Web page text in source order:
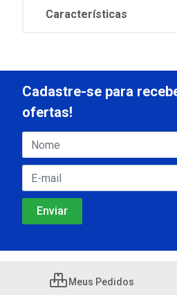
Características
Cadastre-se para
ofertas!
Meus Pedidos